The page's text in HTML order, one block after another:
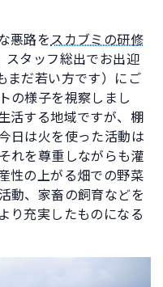
悪路をスカブミの研修
スタッフ総出でお出迎
まだ若い方です）にご
の様子を視察しまし
活する地域ですが、棚
日は火を使った活動は
れを尊重しながらも灌
性の上がる畑での野菜
動、家畜の飼育などを
り充実したものになる